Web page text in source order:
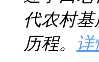
代农村
历程。 详